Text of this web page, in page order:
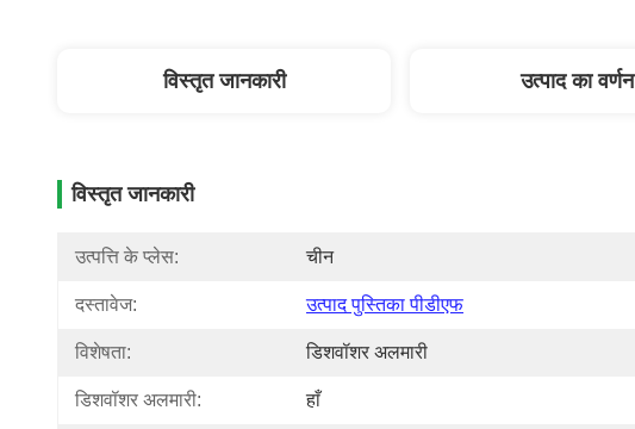
विस्तृत जानकारी उत्पाद का वर्णन
विस्तृत जानकारी
उत्पत्ति के प्लेस: चीन
दस्तावेज: उत्पाद पुस्तिका पीडीएफ
विशेषता: डिशवॉशर अलमारी
डिशवॉशर अलमारी: हाँ